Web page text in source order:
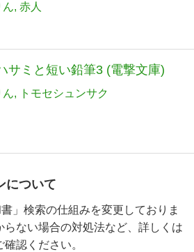
ん 赤人
サミと短い鉛筆3 (電撃文庫)
ん トモセシュンサク
について
」検索の仕組みを変更しておりま
らない場合の対処法など、詳しくは
確認ください。